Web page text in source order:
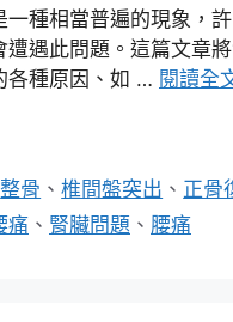
一種相當普遍的現象，
遭遇此問題。這篇文章
各種原因、如 … 閱讀全
整骨 、椎間盤突出 、 正骨
痛 、 腎臟問題 、 腰痛